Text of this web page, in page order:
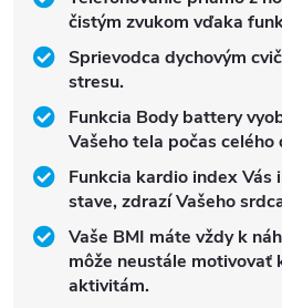
čistým zvukom vďaka
Sprievodca dychovým
stresu.
Funkcia Body battery
Vašeho tela počas celého
Funkcia kardio index Vás
stave, zdrazí Vašeho
Vaše BMI máte vždy k
môže neustále motivovať
aktivitám.